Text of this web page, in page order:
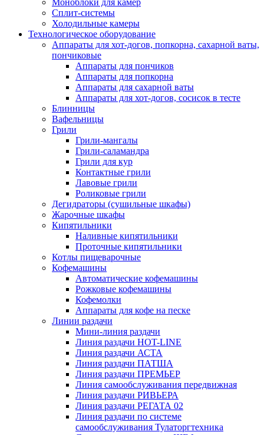
Моноблоки для камер
Сплит-системы
Холодильные камеры
Технологическое оборудование
Аппараты для хот-догов, попкорна, сахарной ваты,
пончиковые
Аппараты для пончиков
Аппараты для попкорна
Аппараты для сахарной ваты
Аппараты для хот-догов, сосисок в тесте
Блинницы
Вафельницы
Грили
Грили-мангалы
Грили-саламандра
Грили для кур
Контактные грили
Лавовые грили
Роликовые грили
Дегидраторы (сушильные шкафы)
Жарочные шкафы
Кипятильники
Наливные кипятильники
Проточные кипятильники
Котлы пищеварочные
Кофемашины
Автоматические кофемашины
Рожковые кофемашины
Кофемолки
Аппараты для кофе на песке
Линии раздачи
Мини-линия раздачи
Линия раздачи HOT-LINE
Линия раздачи АСТА
Линия раздачи ПАТША
Линия раздачи ПРЕМЬЕР
Линия самообслуживания передвижная
Линия раздачи РИВЬЕРА
Линия раздачи РЕГАТА 02
Линия раздачи по системе
самообслуживания Тулаторгтехника